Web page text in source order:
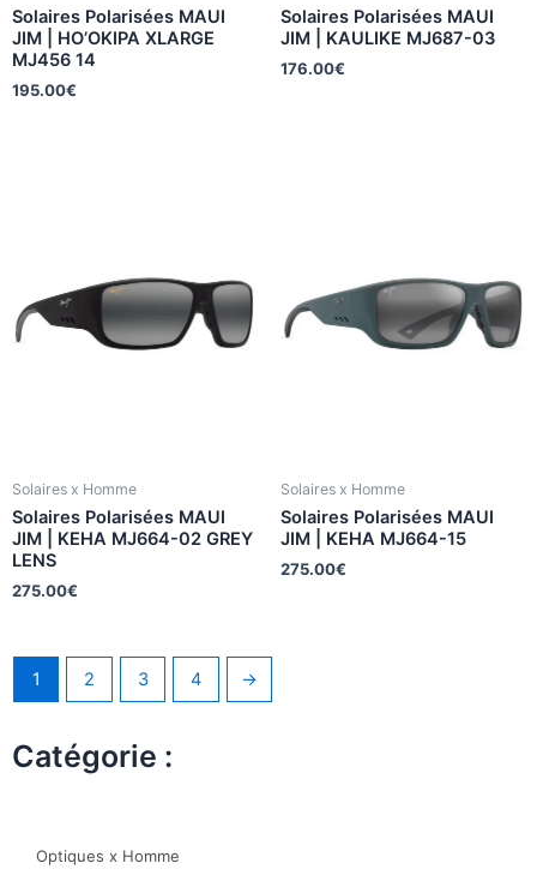
Solaires Polarisées MAUI
JIM | HO’OKIPA XLARGE
MJ456 14
195.00€
Solaires Polarisées MAUI
JIM | KAULIKE MJ687-03
176.00€
Solaires x Homme
Solaires Polarisées MAUI
JIM | KEHA MJ664-02 GREY
LENS
275.00€
Solaires x Homme
Solaires Polarisées MAUI
JIM | KEHA MJ664-15
275.00€
1 2 3 4 →
Catégorie :
Optiques x Homme